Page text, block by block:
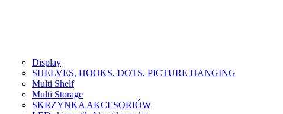
Display
SHELVES, HOOKS, DOTS, PICTURE HANGING
Multi Shelf
Multi Storage
SKRZYNKA AKCESORIÓW